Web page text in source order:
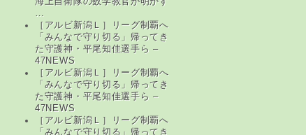
…
［アルビ新潟Ｌ］リーグ制覇へ
「みんなで守り切る」帰ってき
た守護神・平尾知佳選手ら –
47NEWS
［アルビ新潟Ｌ］リーグ制覇へ
「みんなで守り切る」帰ってき
た守護神・平尾知佳選手ら –
47NEWS
［アルビ新潟Ｌ］リーグ制覇へ
「みんなで守り切る」帰ってき